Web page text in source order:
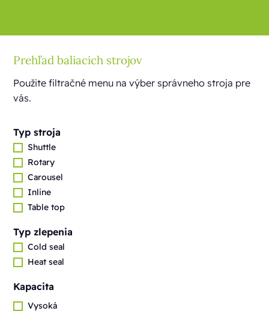
Prehľad baliacich strojov
Použite filtračné menu na výber správneho stroja pre
vás.
Typ stroja
Shuttle
Rotary
Carousel
Inline
Table top
Typ zlepenia
Cold seal
Heat seal
Kapacita
Vysoká